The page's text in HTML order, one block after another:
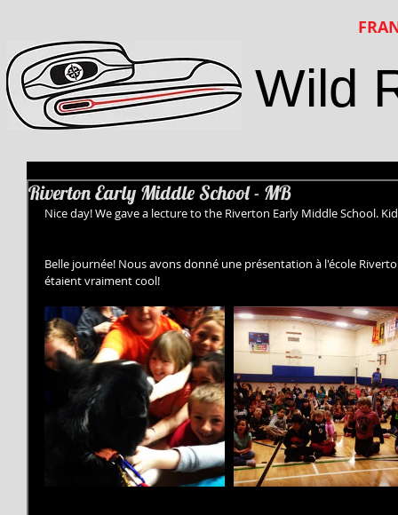
Wild
Riverton Early Middle School - MB
Nice day! We gave a lecture to the Riverton Early Middle School.
Belle journée! Nous avons donné une présentation à l'école
étaient vraiment cool!